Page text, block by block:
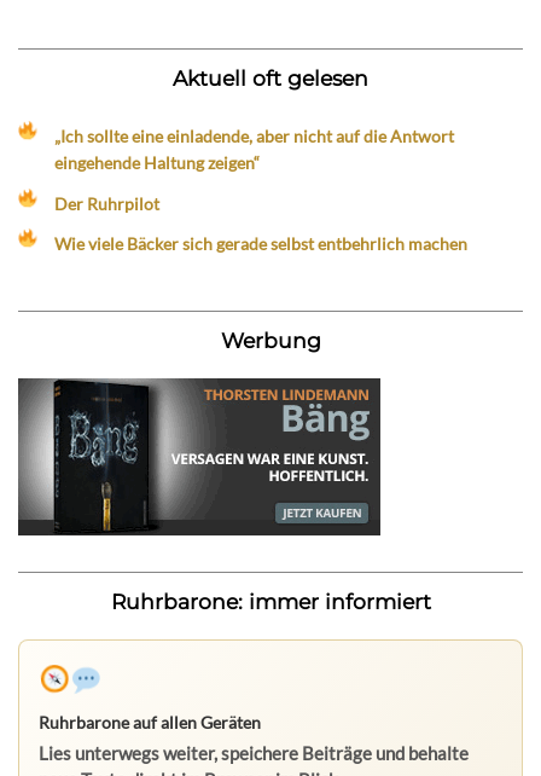
Aktuell oft gelesen
„Ich sollte eine einladende, aber nicht auf die Antwort
eingehende Haltung zeigen“
Der Ruhrpilot
Wie viele Bäcker sich gerade selbst entbehrlich machen
Werbung
Ruhrbarone: immer informiert
Ruhrbarone auf allen Geräten
Lies unterwegs weiter, speichere Beiträge und behalte